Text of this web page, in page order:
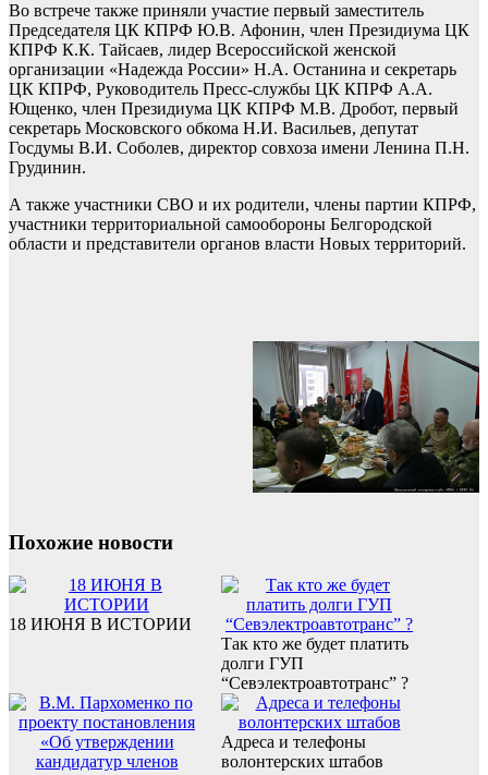
Во встрече также приняли участие первый заместитель
Председателя ЦК КПРФ Ю.В. Афонин, член Президиума ЦК
КПРФ К.К. Тайсаев, лидер Всероссийской женской
организации «Надежда России» Н.А. Останина и секретарь
ЦК КПРФ, Руководитель Пресс-службы ЦК КПРФ А.А.
Ющенко, член Президиума ЦК КПРФ М.В. Дробот, первый
секретарь Московского обкома Н.И. Васильев, депутат
Госдумы В.И. Соболев, директор совхоза имени Ленина П.Н.
Грудинин.
А также участники СВО и их родители, члены партии КПРФ,
участники территориальной самообороны Белгородской
области и представители органов власти Новых территорий.
Похожие новости
18 ИЮНЯ В ИСТОРИИ
Так кто же будет платить
долги ГУП
“Севэлектроавтотранс” ?
Адреса и телефоны
волонтерских штабов